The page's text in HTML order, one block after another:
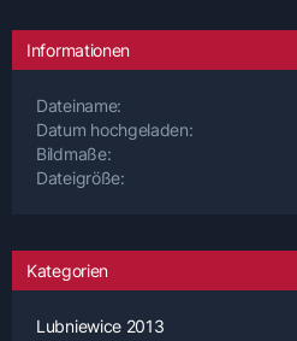
Informationen
Dateiname
Datum hochgeladen
Bildmaße
Dateigröße
Kategorien
Lubniewice 2013